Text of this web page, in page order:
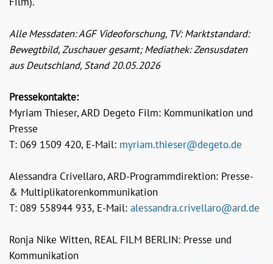
Alle Messdaten: AGF Videoforschung, TV: Marktstandard:
Bewegtbild, Zuschauer gesamt; Mediathek: Zensusdaten
aus Deutschland, Stand 20.05.2026
Pressekontakte:
Myriam Thieser, ARD Degeto Film: Kommunikation und
Presse
T: 069 1509 420, E-Mail: myriam.thieser@degeto.de
Alessandra Crivellaro, ARD-Programmdirektion: Presse-
& Multiplikatorenkommunikation
T: 089 558944 933, E-Mail: alessandra.crivellaro@ard.de
Ronja Nike Witten, REAL FILM BERLIN: Presse und
Kommunikation